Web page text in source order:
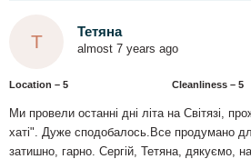
Т Тетяна
almost 7 years ago
Location – 5 Сleanliness – 5
Ми провели останні дні літа на Світязі,
хаті". Дуже сподобалось.Все продумано
затишно, гарно. Сергій, Тетяна, дякуємо,